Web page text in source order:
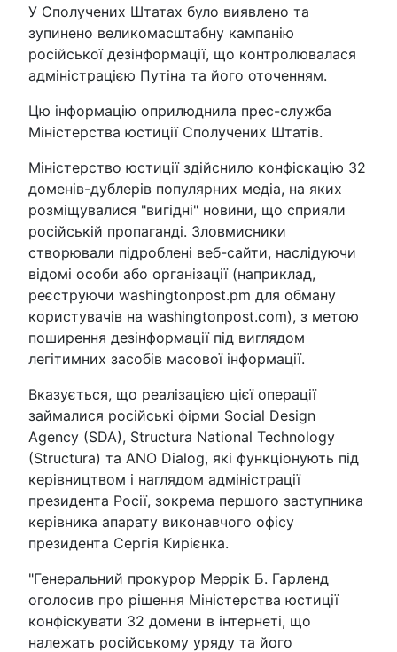
У Сполучених Штатах було виявлено та
зупинено великомасштабну кампанію
російської дезінформації, що контролювалася
адміністрацією Путіна та його оточенням.
Цю інформацію оприлюднила прес-служба
Міністерства юстиції Сполучених Штатів.
Міністерство юстиції здійснило конфіскацію 32
доменів-дублерів популярних медіа, на яких
розміщувалися "вигідні" новини, що сприяли
російській пропаганді. Зловмисники
створювали підроблені веб-сайти, наслідуючи
відомі особи або організації (наприклад,
реєструючи washingtonpost.pm для обману
користувачів на washingtonpost.com), з метою
поширення дезінформації під виглядом
легітимних засобів масової інформації.
Вказується, що реалізацією цієї операції
займалися російські фірми Social Design
Agency (SDA), Structura National Technology
(Structura) та ANO Dialog, які функціонують під
керівництвом і наглядом адміністрації
президента Росії, зокрема першого заступника
керівника апарату виконавчого офісу
президента Сергія Кирієнка.
"Генеральний прокурор Меррік Б. Гарленд
оголосив про рішення Міністерства юстиції
конфіскувати 32 домени в інтернеті, що
належать російському уряду та його